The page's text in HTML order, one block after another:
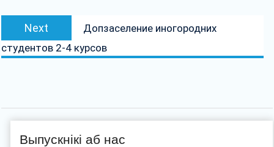
Next
post:
Допзаселение иногородних
студентов 2-4 курсов
Выпускнікі аб нас